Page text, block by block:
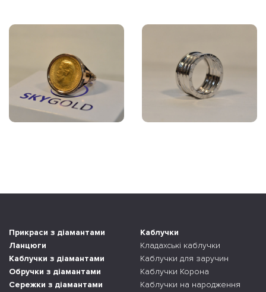
Прикраси з діамантами
Ланцюги
Каблучки з діамантами
Обручки з діамантами
Сережки з діамантами
Каблучки
Кладахські каблучки
Каблучки для заручин
Каблучки Корона
Каблучки на народження